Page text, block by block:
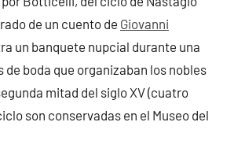
de un cuento de Giovanni
un banquete nupcial durante una
de boda que organizaban los nobles
mitad del siglo XV (cuatro
son conservadas en el Museo del